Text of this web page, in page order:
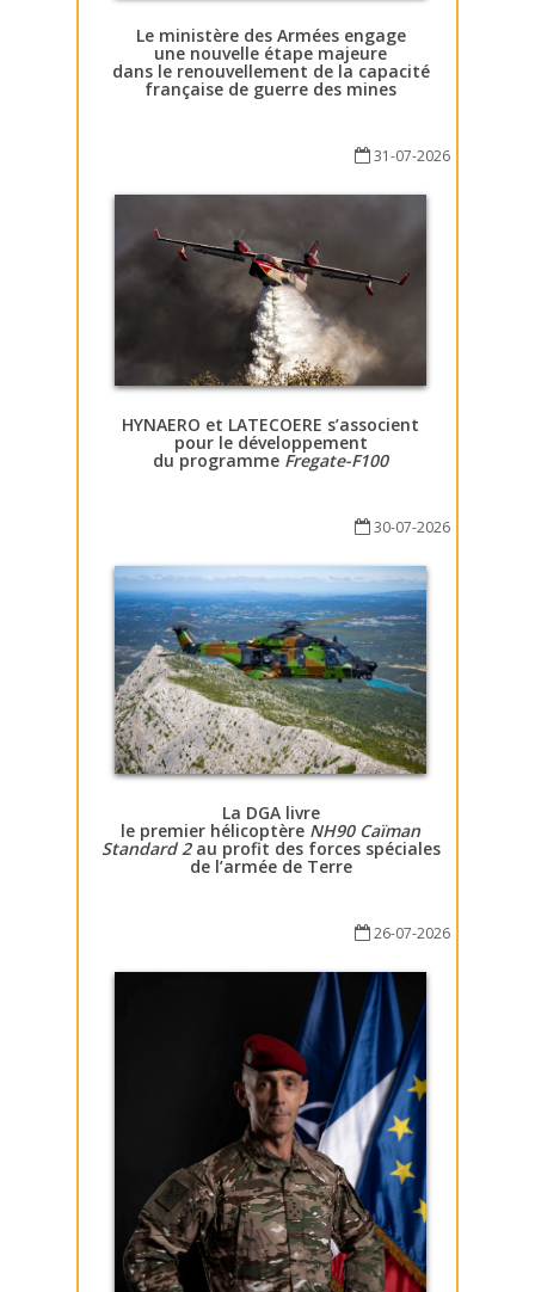
Le ministère des Armées engage
une nouvelle étape majeure
dans le renouvellement de la capacité
française de guerre des mines
31-07-2026
HYNAERO et LATECOERE s’associent
pour le développement
du programme Fregate-F100
30-07-2026
La DGA livre
le premier hélicoptère NH90 Caïman
Standard 2au profit des forces spéciales
de l’armée de Terre
26-07-2026